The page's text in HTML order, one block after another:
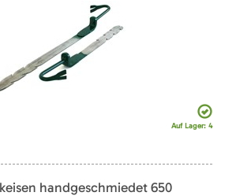
Auf Lager: 4
handgeschmiedet 650